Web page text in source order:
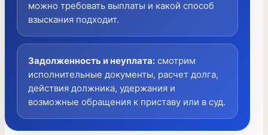
можно требовать выплаты и какой способ
взыскания подходит.
Задолженность и неуплата: смотрим
исполнительные документы, расчет долга,
действия должника, удержания и
возможные обращения к приставу или в суд.